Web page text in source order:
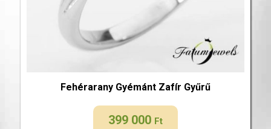
Fehérarany Gyémánt Zafír Gyűrű
399 000 Ft